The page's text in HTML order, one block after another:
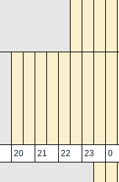
20 21 22 23 0